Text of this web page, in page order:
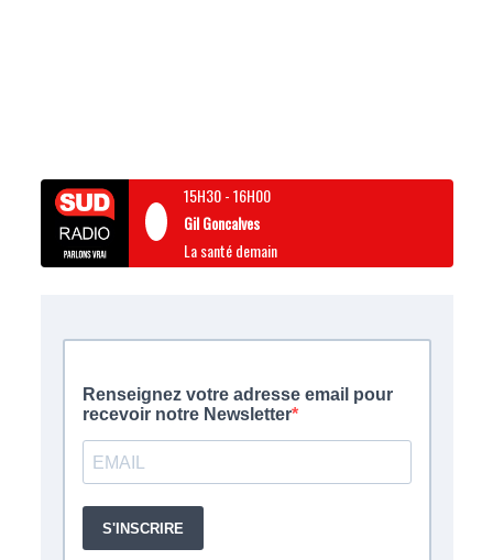
15H30-16H00
Gil Goncalves
La santé demain